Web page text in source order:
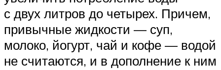
с двух литров до четырех. Причем,
привычные жидкости — суп,
молоко, йогурт, чай и кофе — водой
не считаются, и в дополнение к ним